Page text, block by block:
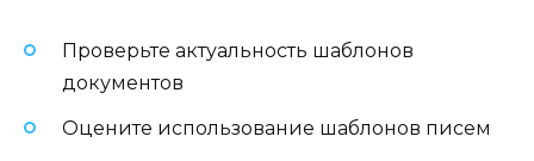
Проверьте актуальность шаблонов
документов
Оцените использование шаблонов писем